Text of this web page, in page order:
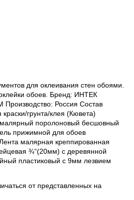
для оклеивания стен обоями.
обоев. Бренд: ИНТЕК
Производство: Россия Состав
грунта/клея (Кювета)
поролоновый бесшовный
прижимной для обоев
малярная креппированная
¾“(20мм) с деревянной
пластиковый с 9мм лезвием
от представленных на